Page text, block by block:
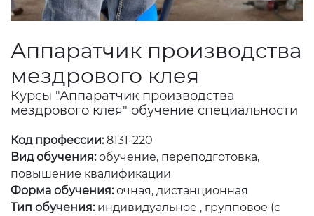
Аппаратчик производства
мездрового клея
Курсы "Аппаратчик производства
мездрового клея" обучение специальности
Код профессии:8131-220
Вид обучения: обучение, переподготовка,
повышение квалификации
Форма обучения: очная, дистанционная
Тип обучения: индивидуальное , групповое (с